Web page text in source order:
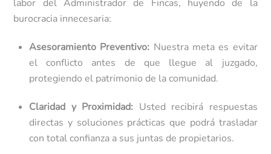
labor del Administrador de Fincas, huyendo de la
burocracia innecesaria:
Asesoramiento Preventivo: Nuestra meta es evitar
el conflicto antes de que llegue al juzgado,
protegiendo el patrimonio de la comunidad.
Claridad y Proximidad: Usted recibirá respuestas
directas y soluciones prácticas que podrá trasladar
con total confianza a sus juntas de propietarios.